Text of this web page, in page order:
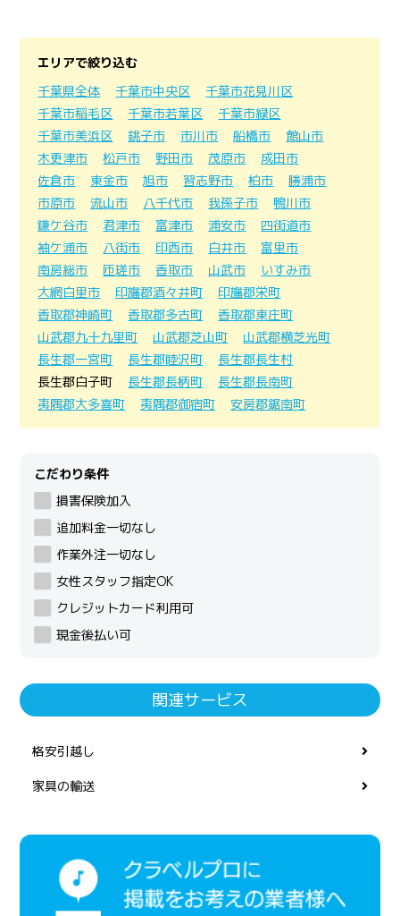
エリアで絞り込む
千葉県全体
千葉市中央区
千葉市花見川区
千葉市稲毛区
千葉市若葉区
千葉市緑区
千葉市美浜区
銚子市 市川市 船橋市
館山市
木更津市
松戸市 野田市 茂原市
成田市
佐倉市
東金市 旭市 習志野市 柏市
勝浦市
市原市
流山市 八千代市 我孫子市
鴨川市
鎌ケ谷市
君津市 富津市 浦安市
四街道市
袖ケ浦市
八街市 印西市 白井市
富里市
南房総市
匝瑳市 香取市 山武市
いすみ市
大網白里市
印旛郡酒々井町
印旛郡栄町
香取郡神崎町
香取郡多古町
香取郡東庄町
山武郡九十九里町
山武郡芝山町
山武郡横芝光町
長生郡一宮町
長生郡睦沢町
長生郡長生村
長生郡白子町
長生郡長柄町
長生郡長南町
夷隅郡大多喜町
夷隅郡御宿町 安房郡鋸南町
こだわり条件
損害保険加入
追加料金一切なし
作業外注一切なし
女性スタッフ指定OK
クレジットカード利用可
現金後払い可
関連サービス
格安引越し
家具の輸送